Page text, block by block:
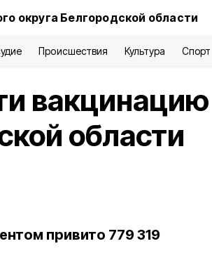
округа Белгородской области
Происшествия Культура Спорт
вакцинацию
области
привито 779 319